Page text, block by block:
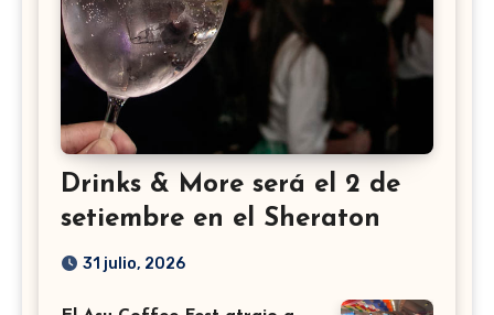
Drinks & More será el 2 de
setiembre en el Sheraton
31 julio, 2026